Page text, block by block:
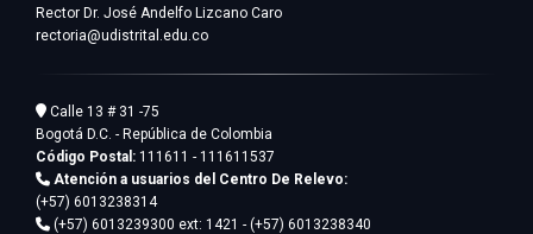
Rector Dr. José Andelfo Lizcano Caro
rectoria@udistrital.edu.co
Calle 13 # 31 -75
Bogotá D.C. - República de Colombia
Código Postal: 111611 - 111611537
Atención a usuarios del Centro De Relevo:
(+57) 6013238314
(+57) 6013239300 ext: 1421 - (+57) 6013238340